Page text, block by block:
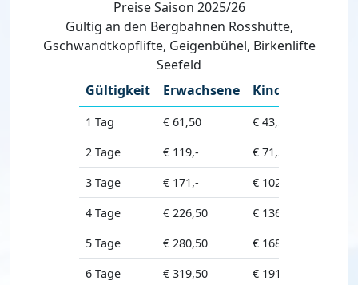
Preise Saison 2025/26
Gültig an den Bergbahnen Rosshütte,
Gschwandtkopflifte, Geigenbühel, Birkenlifte
Seefeld
Gültigkeit
Erwachsene Kinder
1 Tag € 61,50
€ 43,50
2 Tage
€ 119,-
€ 71,50
3 Tage
€ 171,-
€ 102,50
4 Tage
€ 226,50
€ 136,-
5 Tage
€ 280,50
€ 168,50
6 Tage
€ 319,50
€ 191,50